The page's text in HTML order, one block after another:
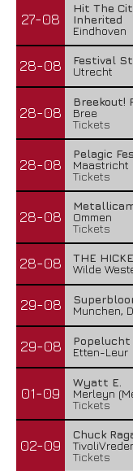
27-08
Hit The
Inherited
Eindhoven
28-08
Festival
Utrecht
28-08
Breekout!
Bree
Tickets
28-08
Pelagic
Maastricht
Tickets
28-08
Ommen
Tickets
28-08
THE
Wilde
29-08
Munchen,
29-08
Popelucht
Etten-Leur
01-09
Wyatt E.
Merleyn
Tickets
02-09
Chuck
Tickets